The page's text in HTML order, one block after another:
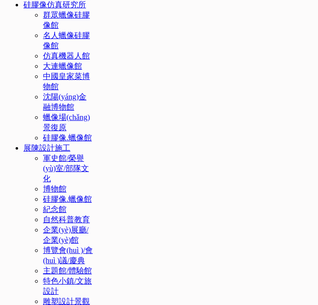
硅膠像仿真研究所
群眾蠟像硅膠
像館
名人蠟像硅膠
像館
仿真機器人館
大連蠟像館
中國皇家菜博
物館
沈陽(yáng)金
融博物館
蠟像場(chǎng)
景復原
硅膠像.蠟像館
展陳設計施工
軍史館/榮譽
(yù)室/部隊文
化
博物館
硅膠像.蠟像館
紀念館
自然科普教育
企業(yè)展廳/
企業(yè)館
博覽會(huì )/會
(huì )議/慶典
主題館/體驗館
特色小鎮/文旅
設計
雕塑設計景觀